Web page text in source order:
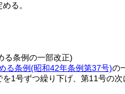
る。
る条例の一部改正)
る条例(昭和42年条例第37号)の
1号ずつ繰り下げ、第11号の次